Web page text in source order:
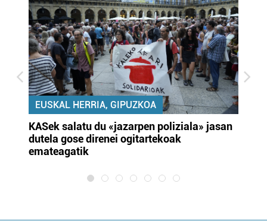
EUSKAL HERRIA, GIPUZKOA
KASek salatu du «jazarpen poliziala» jasan
dutela gose direnei ogitartekoak
emateagatik